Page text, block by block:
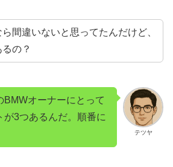
間違いないと思ってたんだけど、
の？
テツヤ
BMWオーナーにとって
が3つあるんだ。順番に